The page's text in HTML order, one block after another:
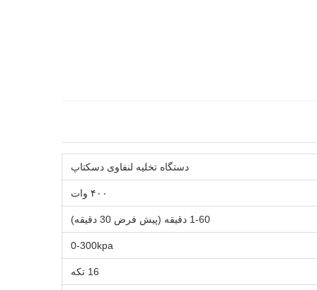
دستگاه تخلیه لنفاوی دسکتاپ
۴۰۰ وات
1-60 دقیقه (پیش فرض 30 دقیقه)
0-300kpa
16 تکه